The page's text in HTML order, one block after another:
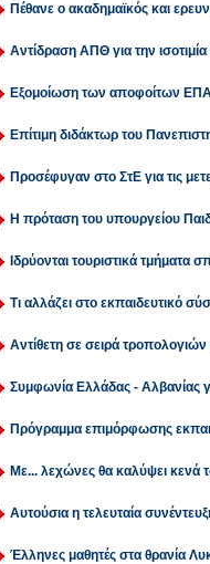
Πέθανε ο ακαδημαϊκός και
Αντίδραση ΑΠΘ για την
Εξομοίωση των αποφοίτων
Επίτιμη διδάκτωρ του
Προσέφυγαν στο ΣτΕ για τις
Η πρόταση του υπουργείου
Ιδρύονται τουριστικά
Τι αλλάζει στο εκπαιδευτικό
Αντίθετη σε σειρά
Συμφωνία Ελλάδας - Αλβανίας
Πρόγραμμα επιμόρφωσης
Με... λεχώνες θα καλύψει κενά
Αυτούσια η τελευταία
Έλληνες μαθητές στα θρανία